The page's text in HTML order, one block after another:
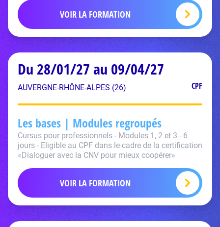
VOIR LA FORMATION
Du 28/01/27 au 09/04/27
AUVERGNE-RHÔNE-ALPES (26) CPF
Les bases | Modules regroupés
Cursus pour professionnels - Modules 1, 2 et 3 - 6
jours - Eligible au CPF dans le cadre de la certification
«Dialoguer avec la CNV pour mieux coopérer»
VOIR LA FORMATION